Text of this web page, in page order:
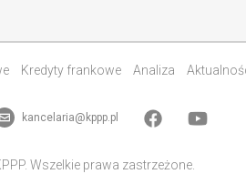
Kredyty frankowe Analiza
kancelaria@kppp.pl
Wszelkie prawa zastrzeżone.